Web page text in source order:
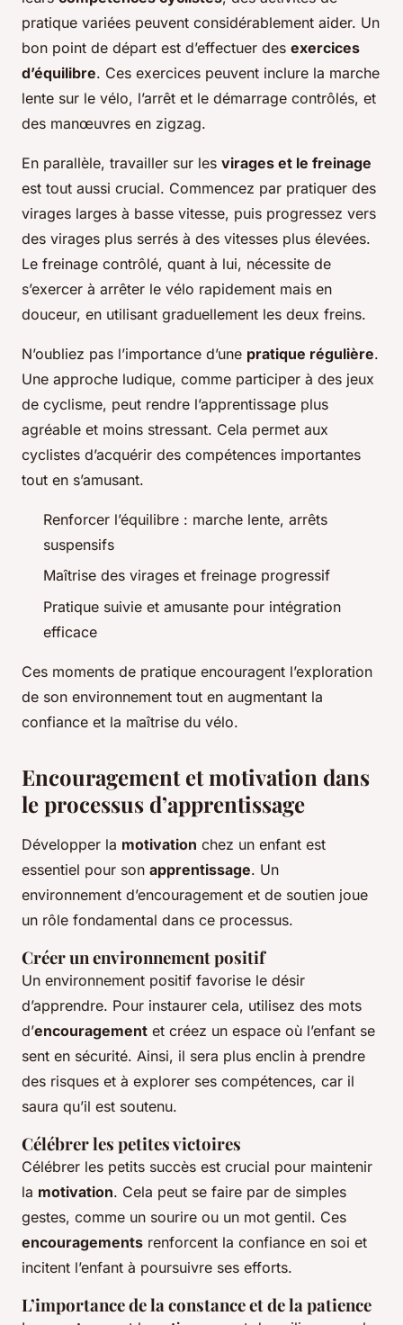
pratique variées peuvent considérablement aider. Un
bon point de départ est d’effectuer des exercices
d’équilibre. Ces exercices peuvent inclure la marche
lente sur le vélo, l’arrêt et le démarrage contrôlés, et
des manœuvres en zigzag.
En parallèle, travailler sur les virages et le freinage
est tout aussi crucial. Commencez par pratiquer des
virages larges à basse vitesse, puis progressez vers
des virages plus serrés à des vitesses plus élevées.
Le freinage contrôlé, quant à lui, nécessite de
s’exercer à arrêter le vélo rapidement mais en
douceur, en utilisant graduellement les deux freins.
N’oubliez pas l’importance d’une pratique régulière.
Une approche ludique, comme participer à des jeux
de cyclisme, peut rendre l’apprentissage plus
agréable et moins stressant. Cela permet aux
cyclistes d’acquérir des compétences importantes
tout en s’amusant.
Renforcer l’équilibre : marche lente, arrêts
suspensifs
Maîtrise des virages et freinage progressif
Pratique suivie et amusante pour intégration
efficace
Ces moments de pratique encouragent l’exploration
de son environnement tout en augmentant la
confiance et la maîtrise du vélo.
Encouragement et motivation dans
le processus d’apprentissage
Développer la motivation chez un enfant est
essentiel pour son apprentissage. Un
environnement d’encouragement et de soutien joue
un rôle fondamental dans ce processus.
Créer un environnement positif
Un environnement positif favorise le désir
d’apprendre. Pour instaurer cela, utilisez des mots
d’encouragement et créez un espace où l’enfant se
sent en sécurité. Ainsi, il sera plus enclin à prendre
des risques et à explorer ses compétences, car il
saura qu’il est soutenu.
Célébrer les petites victoires
Célébrer les petits succès est crucial pour maintenir
la motivation. Cela peut se faire par de simples
gestes, comme un sourire ou un mot gentil. Ces
encouragements renforcent la confiance en soi et
incitent l’enfant à poursuivre ses efforts.
L’importance de la constance et de la patience